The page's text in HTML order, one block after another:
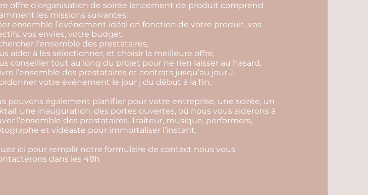
offre d’organisation de soirée lancement de produit comprend
les missions suivantes:
ensemble l’événement idéal en fonction de votre produit, vos
vos envies, votre budget,
l’ensemble des prestataires,
aider à les sélectionner, et choisir la meilleure offre,
conseiller tout au long du projet pour ne rien laisser au hasard,
l’ensemble des prestataires et contrats jusqu’au jour J,
votre événement le jour j du début à la fin.
pouvons également planifier pour votre entreprise, une soirée, un
une inauguration, des portes ouvertes, où nous vous aiderons à
l’ensemble des prestataires. Traiteur, musique, performers,
et vidéaste pour immortaliser l’instant.
ici pour remplir notre formulaire de contact nous vous
dans les 48h